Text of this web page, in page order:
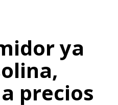
ya
precios